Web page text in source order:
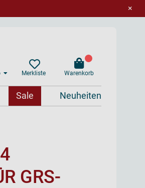
×
Merkliste Warenkorb
Sale Neuheiten
GRS-